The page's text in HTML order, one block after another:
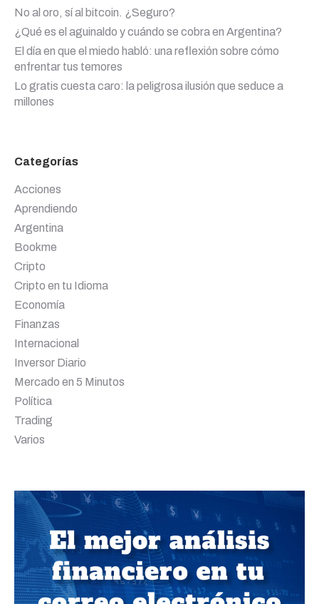
No al oro, sí al bitcoin. ¿Seguro?
¿Qué es el aguinaldo y cuándo se cobra en Argentina?
El día en que el miedo habló: una reflexión sobre cómo
enfrentar tus temores
Lo gratis cuesta caro: la peligrosa ilusión que seduce a
millones
Categorías
Acciones
Aprendiendo
Argentina
Bookme
Cripto
Cripto en tu Idioma
Economía
Finanzas
Internacional
Inversor Diario
Mercado en 5 Minutos
Política
Trading
Varios